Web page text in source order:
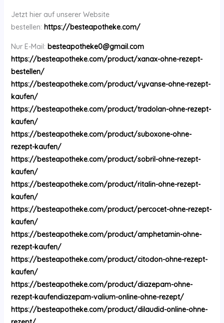
Jetzt hier auf unserer Website
bestellen: https://besteapotheke.com/
Nur E-Mail: besteapotheke0@gmail.com
https://besteapotheke.com/product/xanax-ohne-rezept-
bestellen/
https://besteapotheke.com/product/vyvanse-ohne-rezept-
kaufen/
https://besteapotheke.com/product/tradolan-ohne-rezept-
kaufen/
https://besteapotheke.com/product/suboxone-ohne-
rezept-kaufen/
https://besteapotheke.com/product/sobril-ohne-rezept-
kaufen/
https://besteapotheke.com/product/ritalin-ohne-rezept-
kaufen/
https://besteapotheke.com/product/percocet-ohne-rezept-
kaufen/
https://besteapotheke.com/product/amphetamin-ohne-
rezept-kaufen/
https://besteapotheke.com/product/citodon-ohne-rezept-
kaufen/
https://besteapotheke.com/product/diazepam-ohne-
rezept-kaufendiazepam-valium-online-ohne-rezept/
https://besteapotheke.com/product/dilaudid-online-ohne-